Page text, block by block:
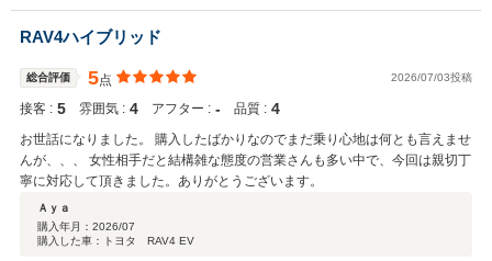
気軽にお立ち寄りください。 今後ともよろしくお願いいたします。
RAV4ハイブリッド
総合評価 5点 2026/07/03投稿
接客 : 5 雰囲気 : 4 アフター : ‐ 品質 : 4
お世話になりました。 購入したばかりなのでまだ乗り心地は何とも言えませ
んが、、、 女性相手だと結構雑な態度の営業さんも多い中で、今回は親切丁
寧に対応して頂きました。ありがとうございます。
Ａｙａ
購入年月： 2026/07
購入した車：トヨタ RAV4 EV